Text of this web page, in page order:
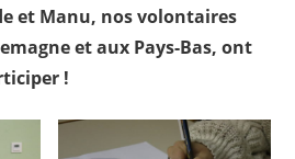
et Manu, nos volontaires
et aux Pays-Bas, ont
!